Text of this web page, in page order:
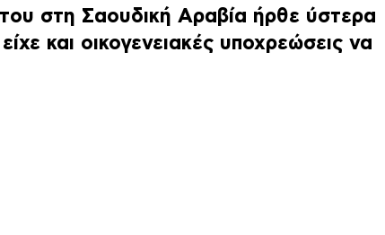
στη Σαουδική Αραβία ήρθε ύστερα
και οικογενειακές υποχρεώσεις να